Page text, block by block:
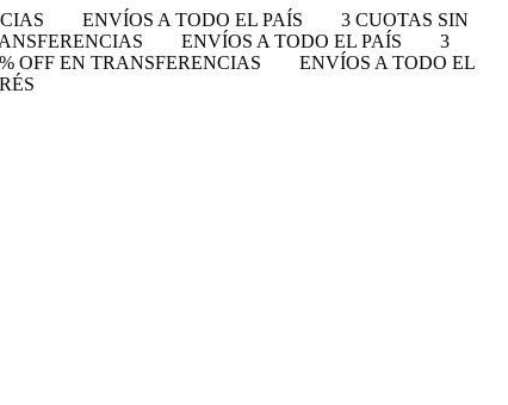
ENVÍOS A TODO EL PAÍS
3 CUOTAS SIN
ENVÍOS A TODO EL PAÍS
3
OFF EN TRANSFERENCIAS
ENVÍOS A TODO EL